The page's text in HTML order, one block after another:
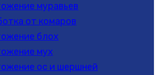
муравьев
от комаров
блох
мух
ос и шершней